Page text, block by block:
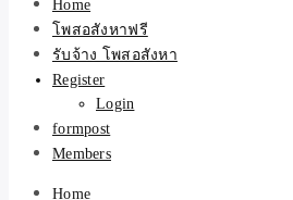
ขายบ้าน ที่ดิน
หน้า โดย ทีมงา
โพสต์อสังหา-บ้
Home
โพสอสังหาฟรี
รับจ้าง โพสอสังหา
Register
Login
formpost
Members
Home